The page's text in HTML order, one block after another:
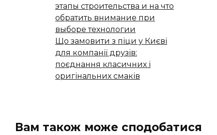
этапы строительства и на что
обратить внимание при
выборе технологии
Що замовити з піци у Києві
для компанії друзів:
поєднання класичних і
оригінальних смаків
Вам також може сподобатися